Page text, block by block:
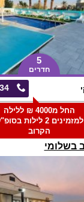
5
חדרים
החל מ4000 ₪ ללילה
למזמינים 2 לילות
הקרוב
בשלומי